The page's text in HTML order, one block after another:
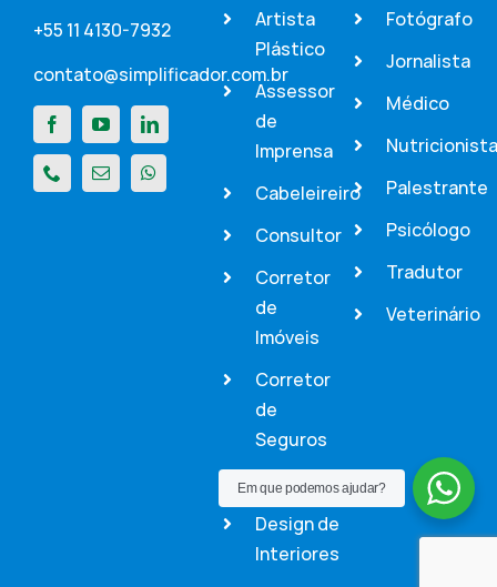
+55 11 4130-7932
contato@simplificador.com.br
Artista
Plástico
Assessor
de
Imprensa
Cabeleireiro
Consultor
Corretor
de
Imóveis
Corretor
de
Seguros
Dentista
Design de
Interiores
Fotógrafo
Jornalista
Médico
Nutricionista
Palestrante
Psicólogo
Tradutor
Veterinário
Em que podemos ajudar?